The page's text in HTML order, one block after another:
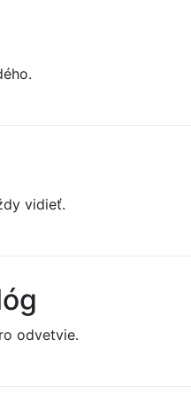
vidieť.
odvetvie.